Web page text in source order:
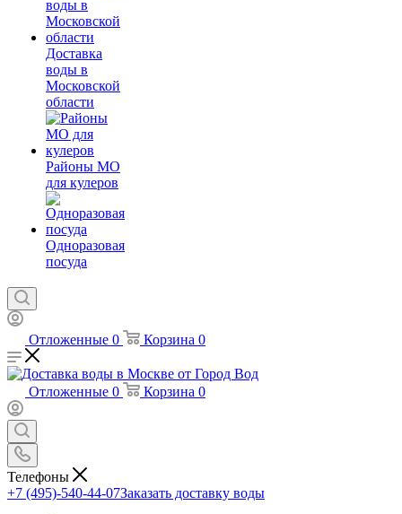
Доставка
воды в
Московской
области
Районы МО
для кулеров
Одноразовая
посуда
Отложенные 0 Корзина 0
Отложенные 0 Корзина 0
Телефоны
+7 (495)-540-44-07Заказать доставку воды